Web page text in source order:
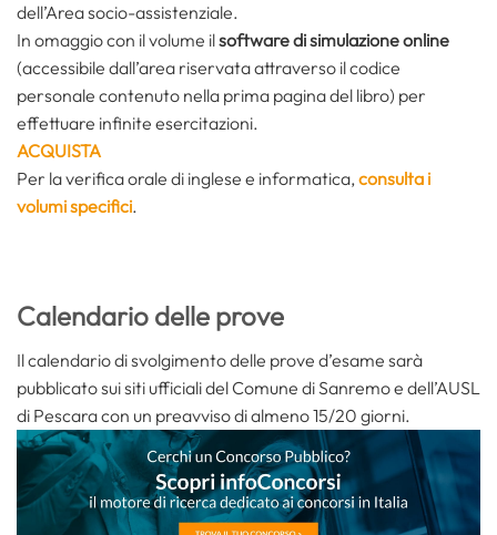
dell’Area socio-assistenziale.
In omaggio con il volume ilsoftware di simulazione online
(accessibile dall’area riservata attraverso il codice
personale contenuto nella prima pagina del libro) per
effettuare infinite esercitazioni.
ACQUISTA
Per la verifica orale di inglese e informatica,consulta i
volumi specifici.
Calendario delle prove
Il calendario di svolgimento delle prove d’esame sarà
pubblicato sui siti ufficiali del Comune di Sanremo e dell’AUSL
di Pescara con un preavviso di almeno 15/20 giorni.